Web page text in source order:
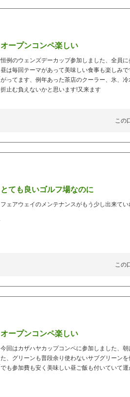
オープンコンペ楽しい
恒例のウェンズデーカップ参加しました、全員
昼は毎回テーマがあって美味しい食事も楽しみ
がってます、例年あった茶店のクーラー、氷、
折止む負えないかと思います!又来ます
この
とても良いゴルフ場なのに
フェアウェイのメンテナンスがもう少し出来て
この
オープンコンペ楽しい
今回はカザハヤカップコンペに参加しました、
た、グリーンも普段余り使わないサブグリーン
でも参加費も安く美味しい昼ご飯も付いていて